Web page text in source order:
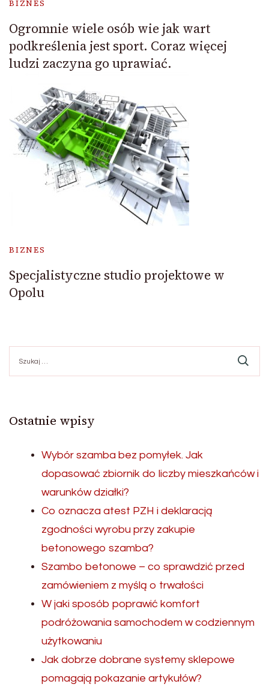
BIZNES
Ogromnie wiele osób wie jak wart
podkreślenia jest sport. Coraz więcej
ludzi zaczyna go uprawiać.
BIZNES
Specjalistyczne studio projektowe w
Opolu
Ostatnie wpisy
Wybór szamba bez pomyłek. Jak
dopasować zbiornik do liczby mieszkańców i
warunków działki?
Co oznacza atest PZH i deklaracją
zgodności wyrobu przy zakupie
betonowego szamba?
Szambo betonowe – co sprawdzić przed
zamówieniem z myślą o trwałości
W jaki sposób poprawić komfort
podróżowania samochodem w codziennym
użytkowaniu
Jak dobrze dobrane systemy sklepowe
pomagają pokazanie artykułów?